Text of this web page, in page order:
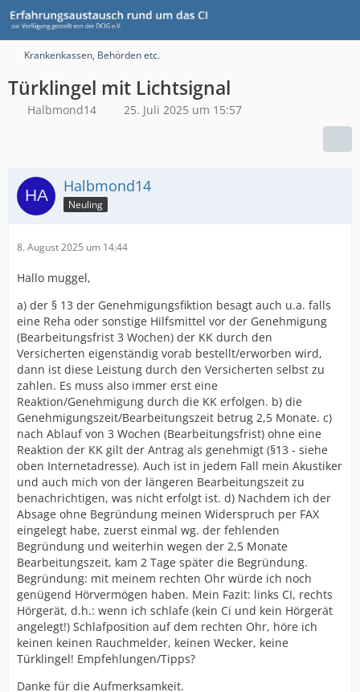
Krankenkassen, Behörden etc.
Türklingel mit Lichtsignal
Halbmond14 25. Juli 2025 um 15:57
Halbmond14
Neuling
8. August 2025 um 14:44
Hallo muggel,
a) der § 13 der Genehmigungsfiktion besagt auch u.a. falls
eine Reha oder sonstige Hilfsmittel vor der Genehmigung
(Bearbeitungsfrist 3 Wochen) der KK durch den
Versicherten eigenständig vorab bestellt/erworben wird,
dann ist diese Leistung durch den Versicherten selbst zu
zahlen. Es muss also immer erst eine
Reaktion/Genehmigung durch die KK erfolgen. b) die
Genehmigungszeit/Bearbeitungszeit betrug 2,5 Monate. c)
nach Ablauf von 3 Wochen (Bearbeitungsfrist) ohne eine
Reaktion der KK gilt der Antrag als genehmigt (§13 - siehe
oben Internetadresse). Auch ist in jedem Fall mein Akustiker
und auch mich von der längeren Bearbeitungszeit zu
benachrichtigen, was nicht erfolgt ist. d) Nachdem ich der
Absage ohne Begründung meinen Widerspruch per FAX
eingelegt habe, zuerst einmal wg. der fehlenden
Begründung und weiterhin wegen der 2,5 Monate
Bearbeitungszeit, kam 2 Tage später die Begründung.
Begründung: mit meinem rechten Ohr würde ich noch
genügend Hörvermögen haben. Mein Fazit: links CI, rechts
Hörgerät, d.h.: wenn ich schlafe (kein Ci und kein Hörgerät
angelegt!) Schlafposition auf dem rechten Ohr, höre ich
keinen keinen Rauchmelder, keinen Wecker, keine
Türklingel! Empfehlungen/Tipps?
Danke für die Aufmerksamkeit.